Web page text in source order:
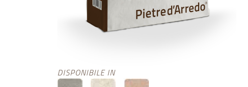
DISPONIBILE IN